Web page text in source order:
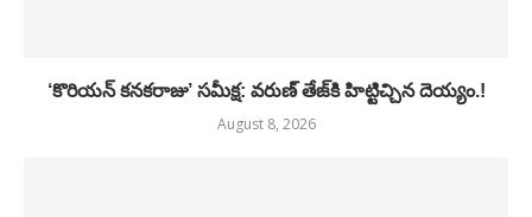
‘కొరియన్ కనకరాజు’ సమీక్ష: వరుణ్ తేజ్‌కి హిట్టిచ్చిన దెయ్యం.!
August 8, 2026